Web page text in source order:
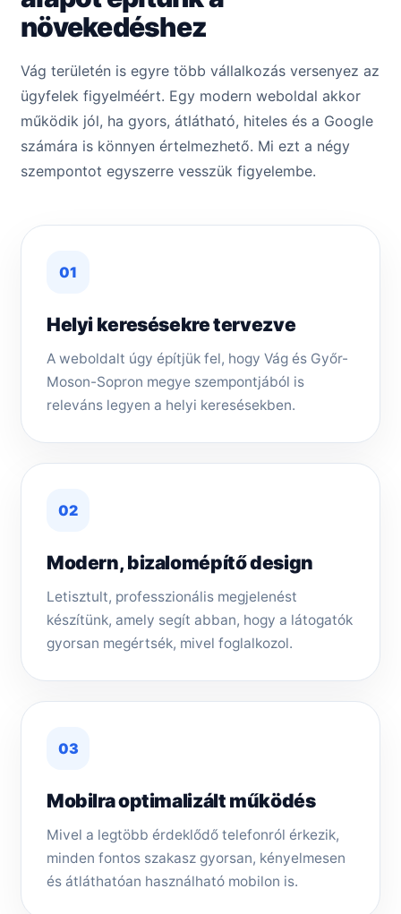
növekedéshez
Vág területén is egyre több vállalkozás versenyez az
ügyfelek figyelméért. Egy modern weboldal akkor
működik jól, ha gyors, átlátható, hiteles és a Google
számára is könnyen értelmezhető. Mi ezt a négy
szempontot egyszerre vesszük figyelembe.
01
Helyi keresésekre tervezve
A weboldalt úgy építjük fel, hogy Vág és Győr-
Moson-Sopron megye szempontjából is
releváns legyen a helyi keresésekben.
02
Modern, bizalomépítő design
Letisztult, professzionális megjelenést
készítünk, amely segít abban, hogy a látogatók
gyorsan megértsék, mivel foglalkozol.
03
Mobilra optimalizált működés
Mivel a legtöbb érdeklődő telefonról érkezik,
minden fontos szakasz gyorsan, kényelmesen
és átláthatóan használható mobilon is.